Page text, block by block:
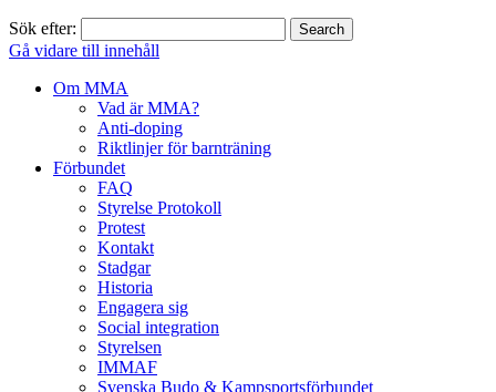
Sök efter:
Gå vidare till innehåll
Om MMA
Vad är MMA?
Anti-doping
Riktlinjer för barnträning
Förbundet
FAQ
Styrelse Protokoll
Protest
Kontakt
Stadgar
Historia
Engagera sig
Social integration
Styrelsen
IMMAF
Svenska Budo & Kampsportsförbundet